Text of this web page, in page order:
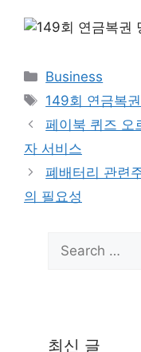
Categories
Business
Tags
149회 연금복
페이북 퀴즈 오
자 서비스
폐배터리 관련
의 필요성
for:
최신 글